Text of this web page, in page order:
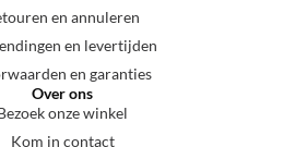
en annuleren
en levertijden
en garanties
Over ons
onze winkel
Kom in contact